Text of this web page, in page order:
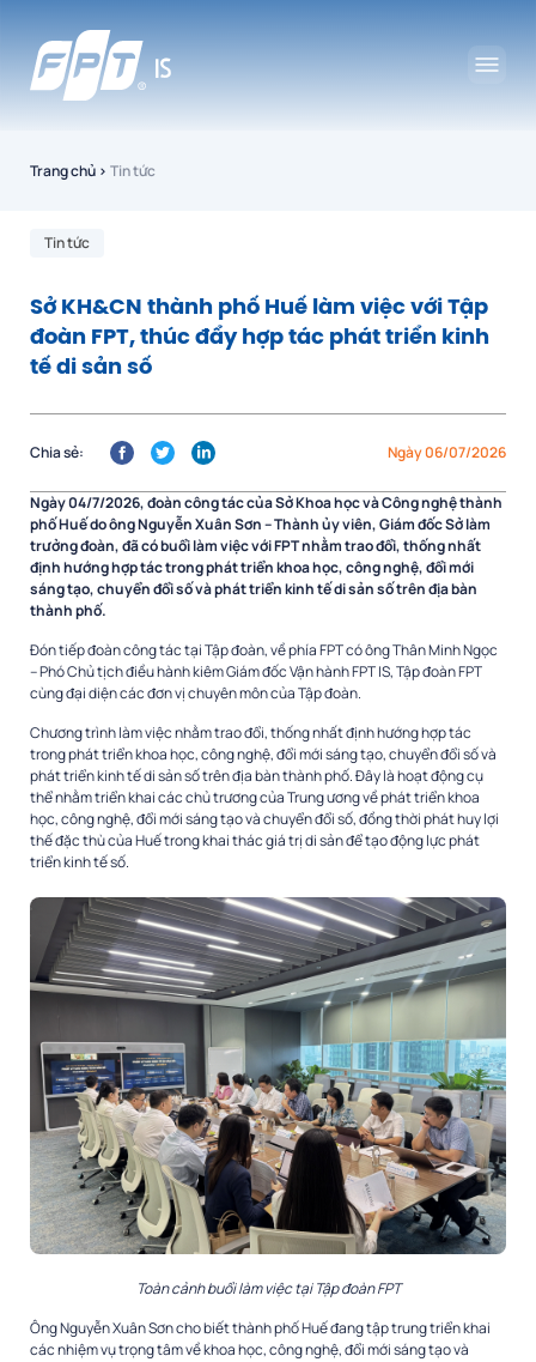
Trang chủ › Tin tức
Tin tức
Sở KH&CN thành phố Huế làm việc với Tập
đoàn FPT, thúc đẩy hợp tác phát triển kinh
tế di sản số
Ngày 06/07/2026
Chia sẻ:
Ngày 04/7/2026, đoàn công tác của Sở Khoa học và Công nghệ thành
phố Huế do ông Nguyễn Xuân Sơn – Thành ủy viên, Giám đốc Sở làm
trưởng đoàn, đã có buổi làm việc với FPT nhằm trao đổi, thống nhất
định hướng hợp tác trong phát triển khoa học, công nghệ, đổi mới
sáng tạo, chuyển đổi số và phát triển kinh tế di sản số trên địa bàn
thành phố.
Đón tiếp đoàn công tác tại Tập đoàn, về phía FPT có ông Thân Minh Ngọc
– Phó Chủ tịch điều hành kiêm Giám đốc Vận hành FPT IS, Tập đoàn FPT
cùng đại diện các đơn vị chuyên môn của Tập đoàn.
Chương trình làm việc nhằm trao đổi, thống nhất định hướng hợp tác
trong phát triển khoa học, công nghệ, đổi mới sáng tạo, chuyển đổi số và
phát triển kinh tế di sản số trên địa bàn thành phố. Đây là hoạt động cụ
thể nhằm triển khai các chủ trương của Trung ương về phát triển khoa
học, công nghệ, đổi mới sáng tạo và chuyển đổi số, đồng thời phát huy lợi
thế đặc thù của Huế trong khai thác giá trị di sản để tạo động lực phát
triển kinh tế số.
Toàn cảnh buổi làm việc tại Tập đoàn FPT
Ông Nguyễn Xuân Sơn cho biết thành phố Huế đang tập trung triển khai
các nhiệm vụ trọng tâm về khoa học, công nghệ, đổi mới sáng tạo và